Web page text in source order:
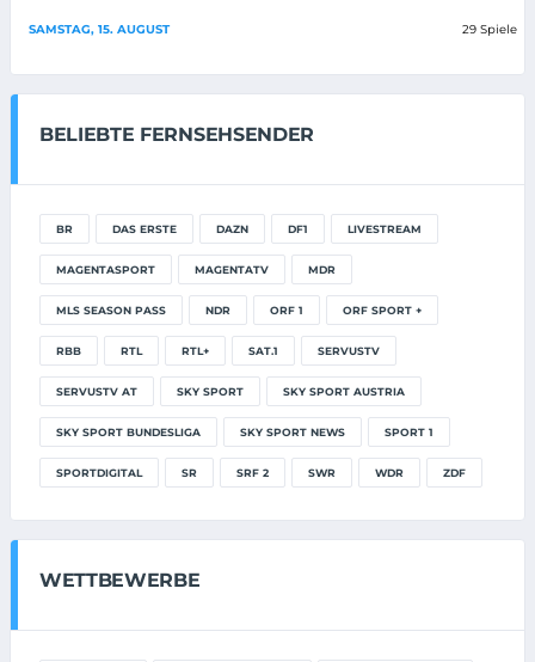
SAMSTAG, 15. AUGUST 29 Spiele
BELIEBTE FERNSEHSENDER
BR DAS ERSTE DAZN DF1 LIVESTREAM
MAGENTASPORT MAGENTATV MDR
MLS SEASON PASS NDR ORF 1 ORF SPORT +
RBB RTL RTL+ SAT.1 SERVUSTV
SERVUSTV AT SKY SPORT SKY SPORT AUSTRIA
SKY SPORT BUNDESLIGA SKY SPORT NEWS SPORT 1
SPORTDIGITAL SR SRF 2 SWR WDR ZDF
WETTBEWERBE